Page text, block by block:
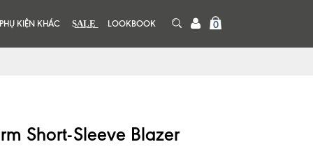
PHỤ KIỆN KHÁC S͟A͟L͟E͟ LOOKBOOK 0
Short-Sleeve Blazer